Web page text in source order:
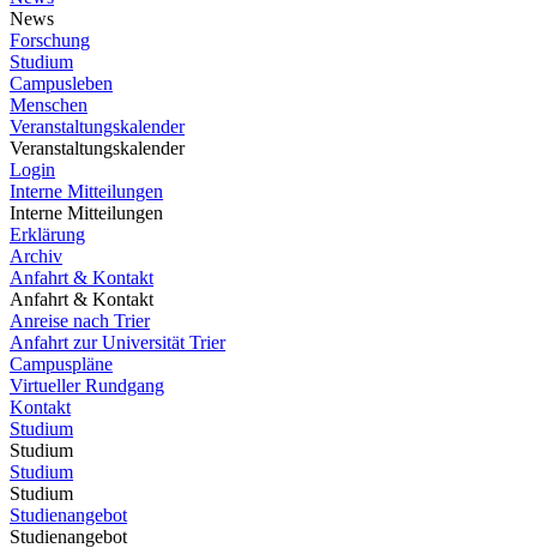
News
Forschung
Studium
Campusleben
Menschen
Veranstaltungskalender
Veranstaltungskalender
Login
Interne Mitteilungen
Interne Mitteilungen
Erklärung
Archiv
Anfahrt & Kontakt
Anfahrt & Kontakt
Anreise nach Trier
Anfahrt zur Universität Trier
Campuspläne
Virtueller Rundgang
Kontakt
Studium
Studium
Studium
Studium
Studienangebot
Studienangebot